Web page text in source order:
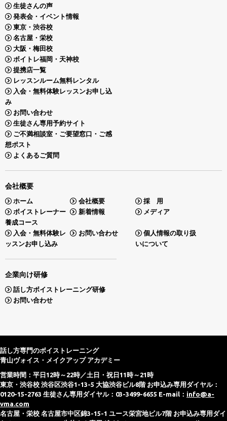
生徒さんの声
発表会・イベント情報
東京・渋谷校
名古屋・栄校
大阪・梅田校
ボイトレ福岡・天神校
提携店一覧
レッスンルーム無料レンタル
入会・無料体験レッスンお申し込
み
お問い合わせ
生徒さん専用予約サイト
ご不満相談室・ご要望窓口・ご感
想ポスト
よくあるご質問
会社概要
ホーム 会社概要
採 用
ボイストレーナー
養成コース
新着情報 メディア
入会・無料体験レ
ッスンお申し込み
お問い合わせ
個人情報の取り扱
いについて
企業向け研修
話し方ボイストレーニング研修
お問い合わせ
話し方専門のボイストレーニング
青山ヴォイス・メイクアップ アカデミー
営業時間：平日12時～22時／土日・祝日11時～21時
東京・渋谷校 渋谷区渋谷1-13-5 大協渋谷ビル8階 お申込み専用ダイヤル：
0120-15-2763 生徒さん専用ダイヤル：03-3499-6655 E-mail： info@a-
vma.com
名古屋・栄校 名古屋市中区錦3-15-1 ユース栄宮地ビル7階 お申込み専用ダイ